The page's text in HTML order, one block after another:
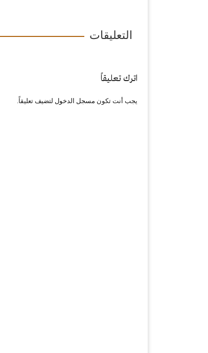
التعليقات
اترك تعليقاً
يجب أنت تكون مسجل الدخول لتضيف تعليقاً.